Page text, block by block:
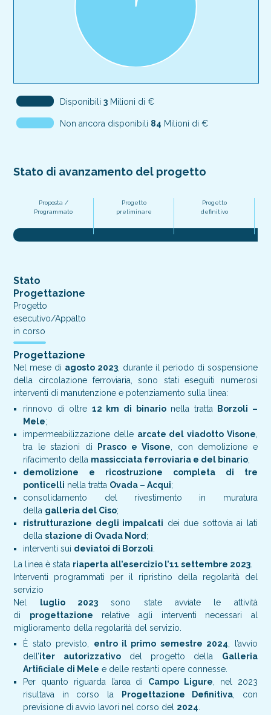
Disponibili3 Milioni di €
Non ancora disponibili 84 Milioni di €
Stato di avanzamento del progetto
Proposta /
Programmato
Progetto
preliminare
Progetto
definitivo
Stato
Progettazione
Progetto
esecutivo/Appalto
in corso
Progettazione
Nel mese di agosto 2023, durante il periodo di sospensione
della circolazione ferroviaria, sono stati eseguiti numerosi
interventi di manutenzione e potenziamento sulla linea:
rinnovo di oltre 12 km di binarionella tratta
Borzoli –
Mele;
impermeabilizzazione delle arcate del viadotto Visone,
tra le stazioni di
Prasco e Visone, con demolizione e
rifacimento della massicciata ferroviaria e del binario;
demolizione e ricostruzione completa di tre
ponticelli nella tratta Ovada – Acqui;
consolidamento del rivestimento in muratura
della galleria del Ciso;
ristrutturazione degli impalcati dei due sottovia ai lati
dellastazione di Ovada Nord;
interventi sui deviatoi di Borzoli.
La linea è stata riaperta all’esercizio l’11 settembre 2023.
Interventi programmati per il ripristino della regolarità del
servizio
Nel luglio 2023 sono state avviate le attività
di progettazione relative agli interventi necessari al
miglioramento della regolarità del servizio.
È stato previsto, entro il primo semestre 2024, l’avvio
dell’iter autorizzativodel progetto della Galleria
Artificiale di Mele e delle restanti opere connesse.
Per quanto riguarda l’area di Campo Ligure, nel 2023
risultava in corso la
Progettazione Definitiva, con
previsione di avvio lavori nel corso del 2024.